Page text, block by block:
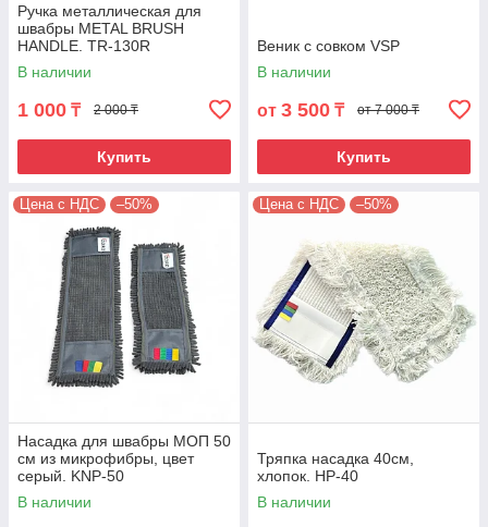
Ручка металлическая для
швабры METAL BRUSH
HANDLE. TR-130R
В наличии
1 000 ₸ 2 000 ₸
Купить
Веник с совком VSP
В наличии
от 3 500 ₸ от 7 000 ₸
Купить
Цена с НДС –50%
Насадка для швабры МОП 50
см из микрофибры, цвет
серый. KNP-50
В наличии
Цена с НДС –50%
Тряпка насадка 40см,
хлопок. HP-40
В наличии